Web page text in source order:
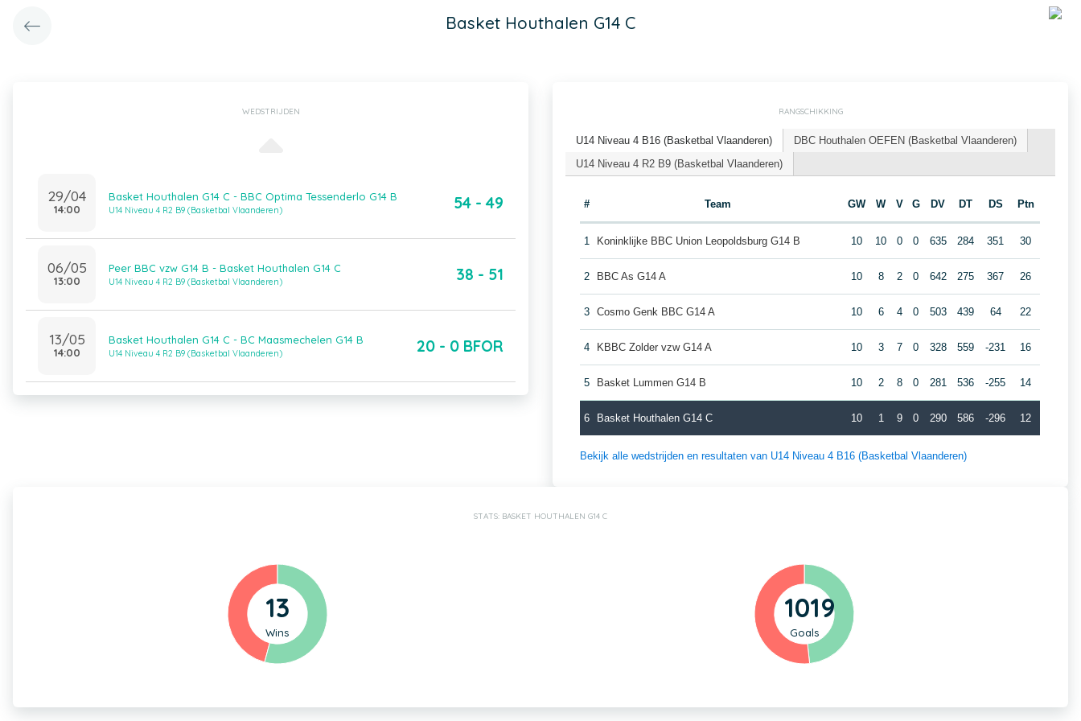
Basket Houthalen G14 C
WEDSTRIJDEN
29/04
14:00
Basket Houthalen G14 C - BBC Optima Tessenderlo G14 B
U14 Niveau 4 R2 B9 (Basketbal Vlaanderen) 54 - 49
06/05
13:00
Peer BBC vzw G14 B - Basket Houthalen G14 C
U14 Niveau 4 R2 B9 (Basketbal Vlaanderen) 38 - 51
13/05
14:00
Basket Houthalen G14 C - BC Maasmechelen G14 B
U14 Niveau 4 R2 B9 (Basketbal Vlaanderen) 20 - 0 BFOR
RANGSCHIKKING
U14 Niveau 4 B16 (Basketbal Vlaanderen)
DBC Houthalen OEFEN (Basketbal Vlaanderen)
U14 Niveau 4 R2 B9 (Basketbal Vlaanderen)
# Team GW W V G DV DT DS Ptn
1 Koninklijke BBC Union Leopoldsburg G14 B 10 10 0 0 635 284 351 30
2 BBC As G14 A 10 8 2 0 642 275 367 26
3 Cosmo Genk BBC G14 A 10 6 4 0 503 439 64 22
4 KBBC Zolder vzw G14 A 10 3 7 0 328 559 -231 16
5 Basket Lummen G14 B 10 2 8 0 281 536 -255 14
6 Basket Houthalen G14 C 10 1 9 0 290 586 -296 12
Bekijk alle wedstrijden en resultaten van U14 Niveau 4 B16 (Basketbal Vlaanderen)
STATS: BASKET HOUTHALEN G14 C
13
Wins
1019
Goals